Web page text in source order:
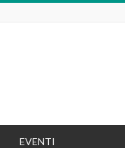
EVENTI